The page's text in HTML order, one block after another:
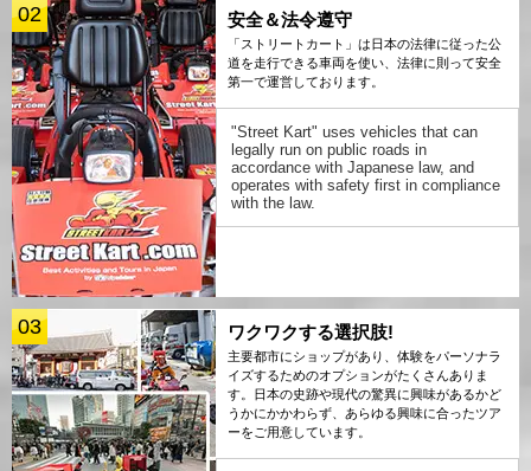
02 安全＆法令遵守
「ストリートカート」は日本の法律に従った公
道を走行できる車両を使い、法律に則って安全
第一で運営しております。
"Street Kart" uses vehicles that can
legally run on public roads in
accordance with Japanese law, and
operates with safety first in compliance
with the law.
03 ワクワクする選択肢!
主要都市にショップがあり、体験をパーソナラ
イズするためのオプションがたくさんありま
す。日本の史跡や現代の驚異に興味があるかど
うかにかかわらず、あらゆる興味に合ったツア
ーをご用意しています。